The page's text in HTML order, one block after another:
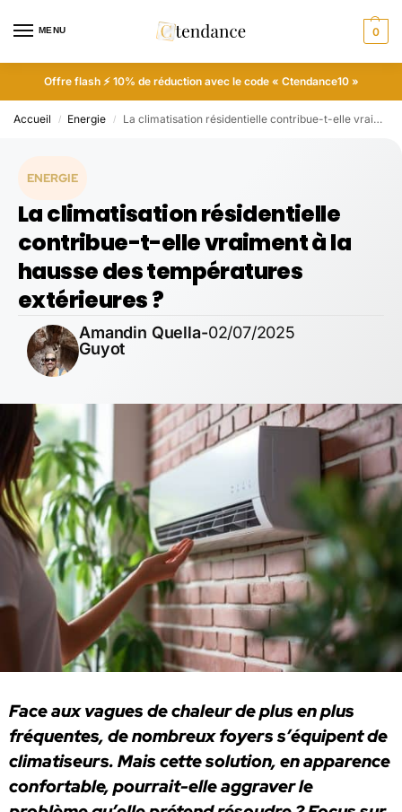
MENU 0
Offre flash ⚡ 10% de réduction avec le code « Ctendance10 »
Accueil / Energie / La climatisation résidentielle contribue-t-elle vraiment à la hausse des températures extérieures ?
ENERGIE
La climatisation résidentielle
contribue-t-elle vraiment à la
hausse des températures
extérieures ?
Amandin Quella-
Guyot
02/07/2025
Face aux vagues de chaleur de plus en plus
fréquentes, de nombreux foyers s’équipent de
climatiseurs. Mais cette solution, en apparence
confortable, pourrait-elle aggraver le